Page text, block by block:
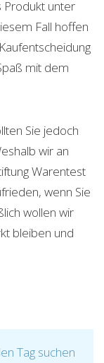
Produkt unter
Fall hoffen
mit dem
Sie jedoch
wir an
Warentest
wenn Sie
wollen wir
bleiben und
Tag suchen